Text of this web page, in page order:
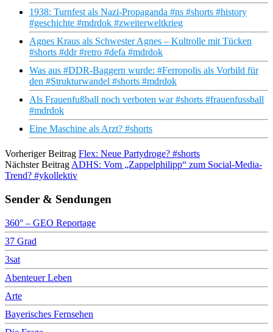
1938: Turnfest als Nazi-Propaganda #ns #shorts #history
#geschichte #mdrdok #zweiterweltkrieg
Agnes Kraus als Schwester Agnes – Kultrolle mit Tücken
#shorts #ddr #retro #defa #mdrdok
Was aus #DDR-Baggern wurde: #Ferropolis als Vorbild für
den #Strukturwandel #shorts #mdrdok
Als Frauenfußball noch verboten war #shorts #frauenfussball
#mdrdok
Eine Maschine als Arzt? #shorts
Vorheriger Beitrag Flex: Neue Partydroge? #shorts
Nächster Beitrag ADHS: Vom „Zappelphilipp“ zum Social-Media-
Trend? #ykollektiv
Sender & Sendungen
360° – GEO Reportage
37 Grad
3sat
Abenteuer Leben
Arte
Bayerisches Fernsehen